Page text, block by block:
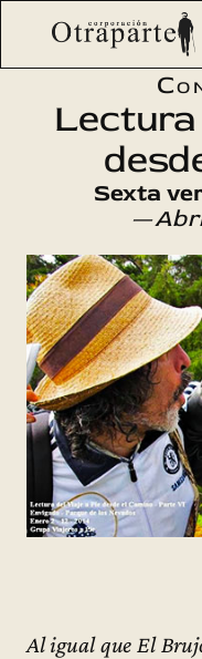
Saltar
Otraparte.org/
Viaje a
Lectura
Sexta
—
Al igual que El